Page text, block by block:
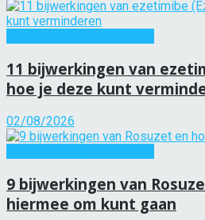
11 bijwerkingen van
hoe je deze kunt
02/08/2026
9 bijwerkingen van
hiermee om kunt gaan